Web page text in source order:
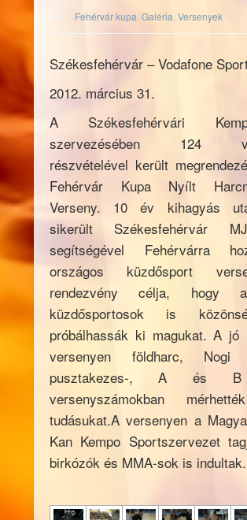
Fehérvár kupa Galéria Versenyek
Székesfehérvár – Vodafone
2012. március 31.
A Székesfehérvári
szervezésében 124
részvételével került
Fehérvár Kupa Nyílt
Verseny. 10 év kihagyás
sikerült Székesfehérvár
segítségével Fehérvárra
országos küzdősport
rendezvény célja, hogy
küzdősportosok is
próbálhassák ki magukat. A jó
versenyen földharc, Nogi
pusztakezes-, A és B
versenyszámokban
tudásukat.A versenyen a
Kan Kempo Sportszervezet
birkózók és MMA-sok is indultak.